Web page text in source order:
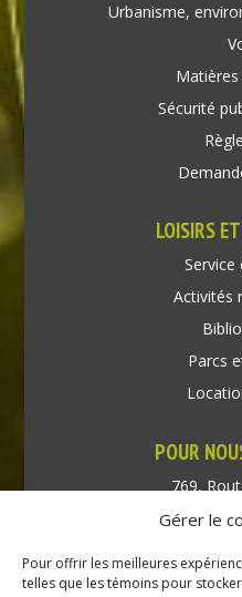
Gérer le
Pour offrir les meilleures
telles que les témoins pour
Urbanisme,
Matières
Sécurité
LOISIRS
Service
Activités
Parcs
POUR
769,
Très-
Téléphone :